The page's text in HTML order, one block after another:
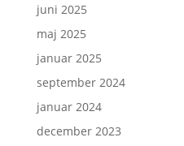
juni 2025
maj 2025
januar 2025
september 2024
januar 2024
december 2023